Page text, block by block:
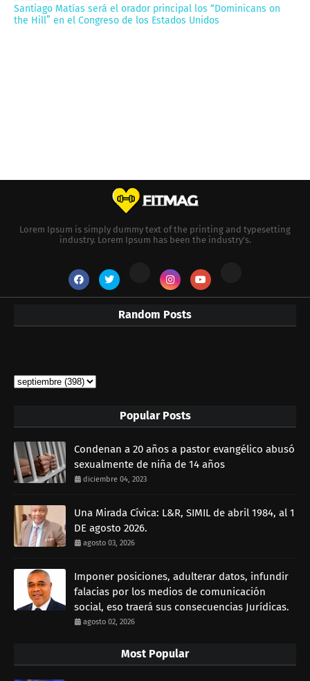
Santiago Matías será el orador principal los “Dominicans on
the Hill” en el Congreso de los Estados Unidos
Lorem Ipsum is simply dummy text of the printing and typesetting
industry. Lorem Ipsum has been the industry's.
Random Posts
Popular Posts
Condenan a 20 años a pastor evangélico abusó
sexualmente de niña de 14 años
diciembre 04, 2023
Una Mirada Cívica: L&R, SIMIL de abril 1984, al 1
DE agosto 2026.
agosto 03, 2026
Imponer posiciones, adulterar datos, infundir
falacias por los medios de comunicación
social, eso traerá sus consecuencias Jurídicas.
agosto 02, 2026
Most Popular